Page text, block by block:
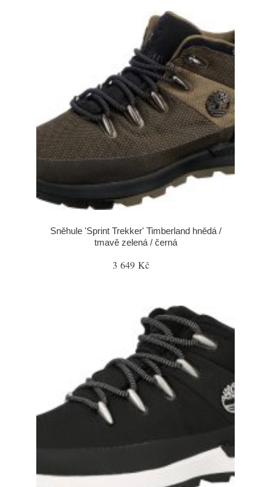
Sněhule 'Sprint Trekker' Timberland hnědá /
tmavě zelená / černá
3 649 Kč